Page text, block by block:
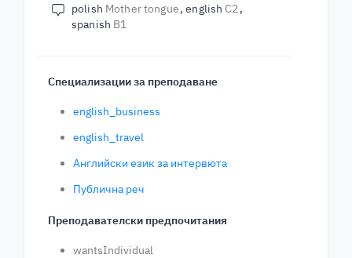
polish Mother tongue english C2
spanish B1
Специализации за преподаване
english_business
english_travel
Английски език за интервюта
Публична реч
Преподавателски предпочитания
wantsIndividual